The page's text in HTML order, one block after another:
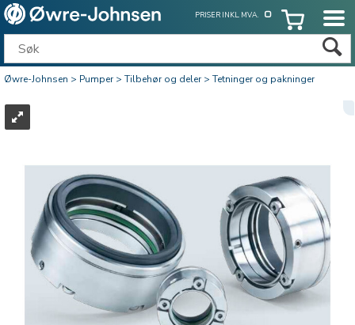
PRISER INKL. MVA.
Øwre-Johnsen>Pumper>Tilbehør og deler>Tetninger og pakninger